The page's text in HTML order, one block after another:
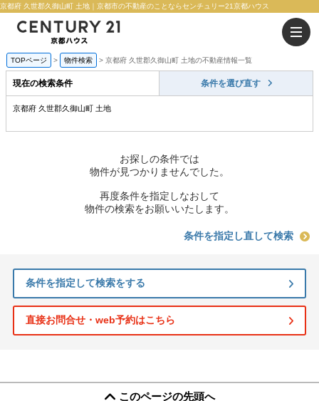
京都府 久世郡久御山町 土地｜京都市の不動産のことならセンチュリー21京都ハウス
TOPページ 物件検索 京都府 久世郡久御山町 土地の不動産情報一覧
現在の検索条件 条件を選び直す
京都府 久世郡久御山町 土地
お探しの条件では
物件が見つかりませんでした。
再度条件を指定しなおして
物件の検索をお願いいたします。
条件を指定し直して検索
条件を指定して検索をする
直接お問合せ・web予約はこちら
このページの先頭へ